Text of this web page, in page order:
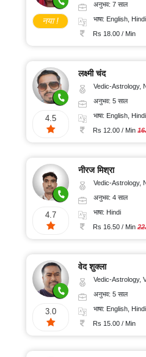
नया !
अनुभव: 7 साल
भाषा: English,
Rs 18.00 / Min
4.5
लक्ष्मी चंद
Vedic-Astrology,
अनुभव: 5 साल
भाषा: English, Hindi
Rs 12.00 / Min
4.7
नीरज मिश्रा
Vedic-Astrology,
अनुभव: 4 साल
भाषा: Hindi
Rs 16.50 / Min
3.0
वेद शुक्ला
Vedic-Astrology,
अनुभव: 5 साल
भाषा: English,
Rs 15.00 / Min